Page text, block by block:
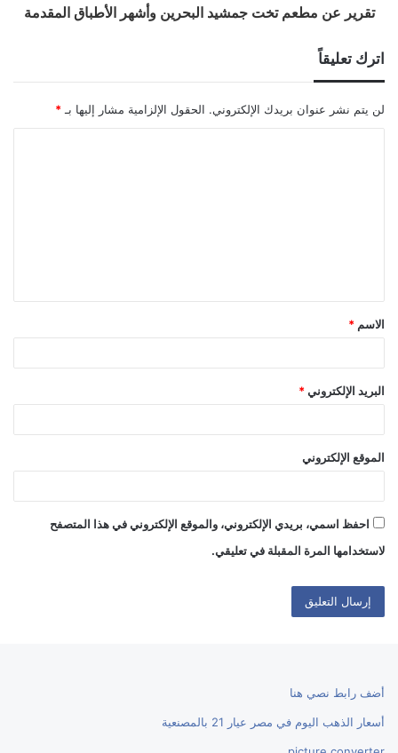
تقرير عن مطعم تخت جمشيد البحرين وأشهر الأطباق المقدمة
اترك تعليقاً
لن يتم نشر عنوان بريدك الإلكتروني. الحقول الإلزامية مشار إليها بـ *
ق
*
الاسم *
البريد الإلكتروني *
الموقع الإلكتروني
احفظ اسمي، بريدي الإلكتروني، والموقع الإلكتروني في هذا المتصفح
لاستخدامها المرة المقبلة في تعليقي.
أضف رابط نصي هنا
أسعار الذهب اليوم في مصر عيار 21 بالمصنعية